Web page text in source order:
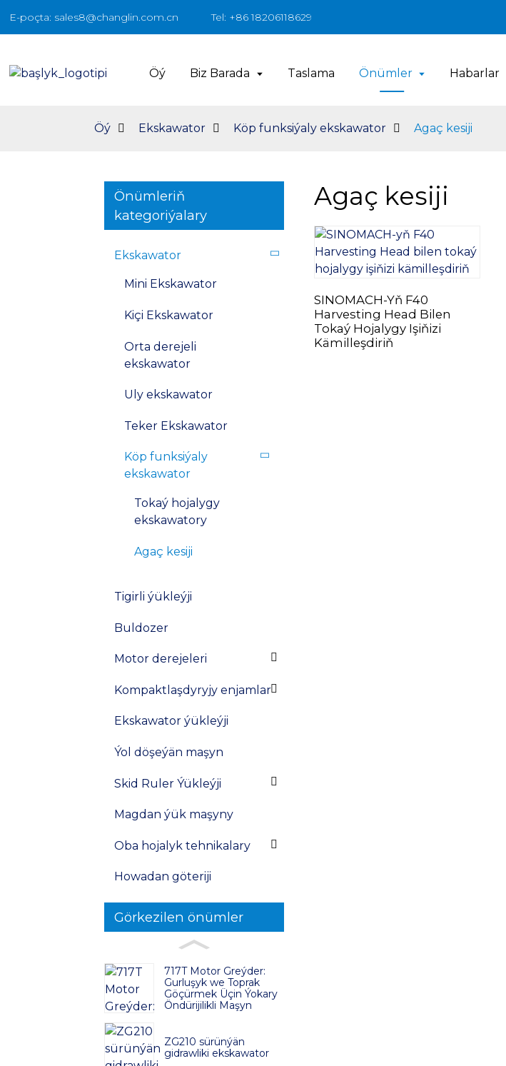
E-poçta: sales8@changlin.com.cn Tel: +86 18206118629
Öý Biz Barada Taslama Önümler Habarlar
Öý Ekskawator Köp funksiýaly ekskawator Agaç kesiji
Önümleriň
kategoriýalary
Ekskawator
Mini Ekskawator
Kiçi Ekskawator
Orta derejeli
ekskawator
Uly ekskawator
Teker Ekskawator
Köp funksiýaly
ekskawator
Tokaý hojalygy
ekskawatory
Agaç kesiji
Tigirli ýükleýji
Buldozer
Motor derejeleri
Kompaktlaşdyryjy enjamlar
Ekskawator ýükleýji
Ýol döşeýän maşyn
Skid Ruler Ýükleýji
Magdan ýük maşyny
Oba hojalyk tehnikalary
Howadan göteriji
Görkezilen önümler
717T Motor Greýder:
Gurluşyk we Toprak
Göçürmek Üçin Ýokary
Öndürijilikli Maşyn
ZG210 sürünýän
gidrawliki ekskawator
Agaç kesiji
SINOMACH-Yň F40
Harvesting Head Bilen
Tokaý Hojalygy Işiňizi
Kämilleşdiriň